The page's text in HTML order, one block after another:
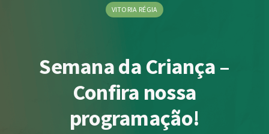
VITORIA RÉGIA
Semana da Criança –
Confira nossa
programação!